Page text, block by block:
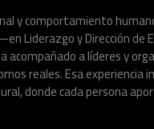
y comportamiento
Liderazgo y Dirección de
a líderes y
reales. Esa experiencia
donde cada persona